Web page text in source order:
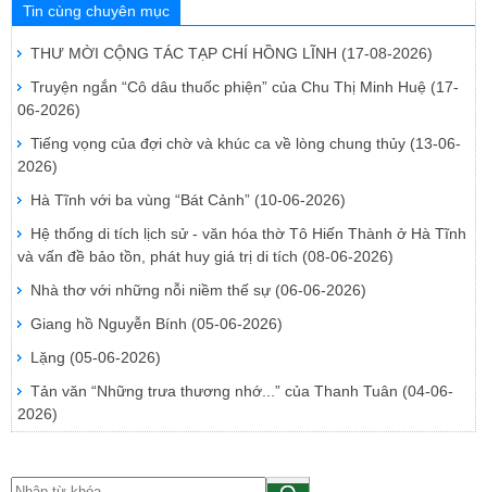
Tin cùng chuyên mục
THƯ MỜI CỘNG TÁC TẠP CHÍ HỒNG LĨNH (17-08-2026)
Truyện ngắn “Cô dâu thuốc phiện” của Chu Thị Minh Huệ (17-
06-2026)
Tiếng vọng của đợi chờ và khúc ca về lòng chung thủy (13-06-
2026)
Hà Tĩnh với ba vùng “Bát Cảnh” (10-06-2026)
Hệ thống di tích lịch sử - văn hóa thờ Tô Hiến Thành ở Hà Tĩnh
và vấn đề bảo tồn, phát huy giá trị di tích (08-06-2026)
Nhà thơ với những nỗi niềm thế sự (06-06-2026)
Giang hồ Nguyễn Bính (05-06-2026)
Lặng (05-06-2026)
Tản văn “Những trưa thương nhớ...” của Thanh Tuân (04-06-
2026)